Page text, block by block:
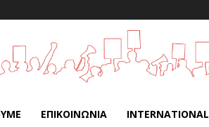
ΕΠΙΚΟΙΝΩΝΊΑ INTERNATIONAL